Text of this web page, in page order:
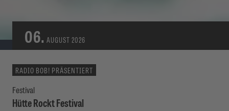
06. AUGUST 2026
RADIO BOB! PRÄSENTIERT
Festival
Hütte Rockt Festival